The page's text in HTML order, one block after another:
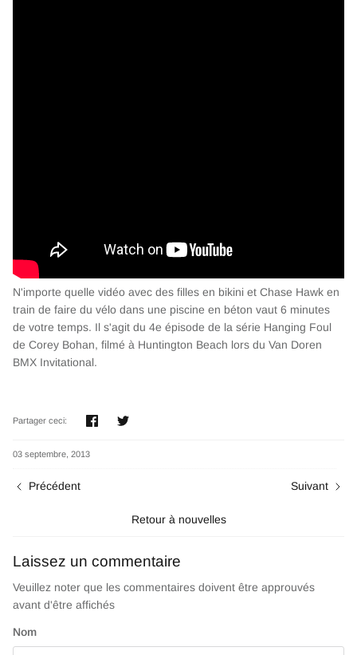
N'importe quelle vidéo avec des filles en bikini et Chase Hawk en
train de faire du vélo dans une piscine en béton vaut 6 minutes
de votre temps. Il s'agit du 4e épisode de la série Hanging Foul
de Corey Bohan, filmé à Huntington Beach lors du Van Doren
BMX Invitational.
Partager ceci: PartagerTweeter
03 septembre, 2013
Précédent
Retour à nouvelles
Suivant
Laissez un commentaire
Veuillez noter que les commentaires doivent être approuvés
avant d'être affichés
Nom